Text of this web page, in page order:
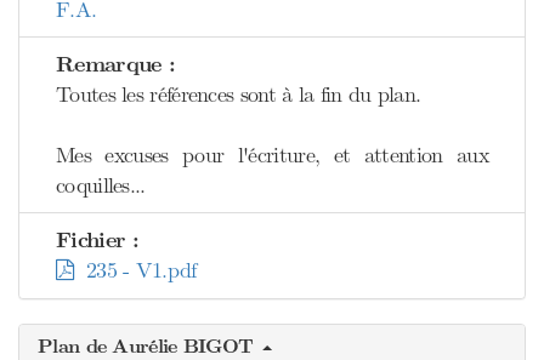
F.A.
Remarque :
Toutes les références sont à la fin du plan.
Mes excuses pour l'écriture, et attention aux
coquilles...
Fichier :
235 - V1.pdf
Plan de Aurélie BIGOT